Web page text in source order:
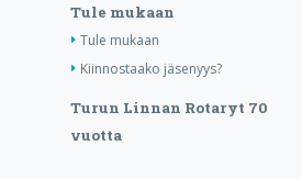
Tule mukaan
Tule mukaan
Kiinnostaako jäsenyys?
Turun Linnan Rotaryt 70
vuotta